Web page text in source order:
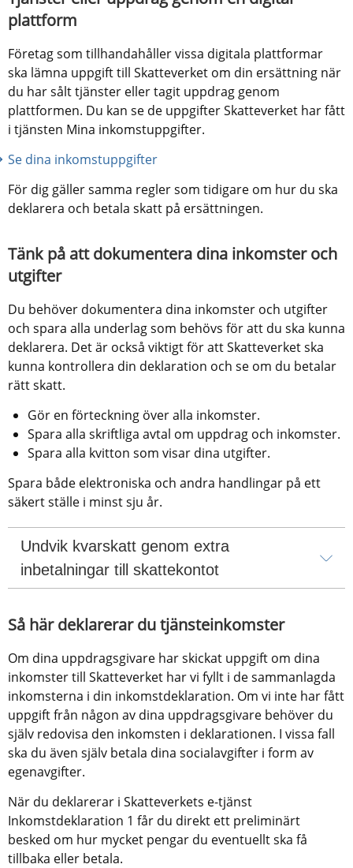
plattform
Företag som tillhandahåller vissa digitala plattformar
ska lämna uppgift till Skatteverket om din ersättning när
du har sålt tjänster eller tagit uppdrag genom
plattformen. Du kan se de uppgifter Skatteverket har fått
i tjänsten Mina inkomstuppgifter.
Se dina inkomstuppgifter
För dig gäller samma regler som tidigare om hur du ska
deklarera och betala skatt på ersättningen.
Tänk på att dokumentera dina inkomster och
utgifter
Du behöver dokumentera dina inkomster och utgifter
och spara alla underlag som behövs för att du ska kunna
deklarera. Det är också viktigt för att Skatteverket ska
kunna kontrollera din deklaration och se om du betalar
rätt skatt.
Gör en förteckning över alla inkomster.
Spara alla skriftliga avtal om uppdrag och inkomster.
Spara alla kvitton som visar dina utgifter.
Spara både elektroniska och andra handlingar på ett
säkert ställe i minst sju år.
Undvik kvarskatt genom extra
inbetalningar till skattekontot
Så här deklarerar du tjänsteinkomster
Om dina uppdragsgivare har skickat uppgift om dina
inkomster till Skatteverket har vi fyllt i de sammanlagda
inkomsterna i din inkomstdeklaration. Om vi inte har fått
uppgift från någon av dina uppdragsgivare behöver du
själv redovisa den inkomsten i deklarationen. I vissa fall
ska du även själv betala dina socialavgifter i form av
egenavgifter.
När du deklarerar i Skatteverkets e-tjänst
Inkomstdeklaration 1 får du direkt ett preliminärt
besked om hur mycket pengar du eventuellt ska få
tillbaka eller betala.